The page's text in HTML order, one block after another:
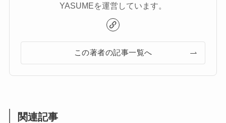
YASUMEを運営しています。
この著者の記事一覧へ
関連記事